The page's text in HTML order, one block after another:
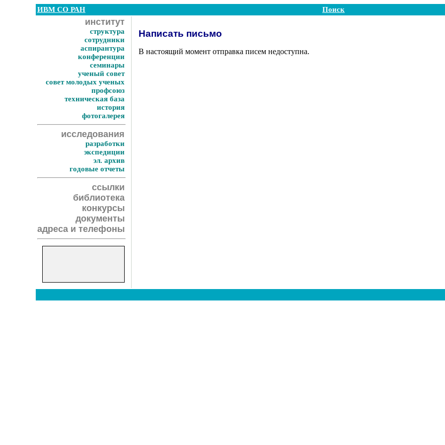
ИВМ СО РАН Поиск
институт
структура
сотрудники
аспирантура
конференции
семинары
ученый совет
совет молодых ученых
профсоюз
техническая база
история
фотогалерея
исследования
разработки
экспедиции
эл. архив
годовые отчеты
ссылки
библиотека
конкурсы
документы
адреса и телефоны
Написать письмо
В настоящий момент отправка писем недоступна.